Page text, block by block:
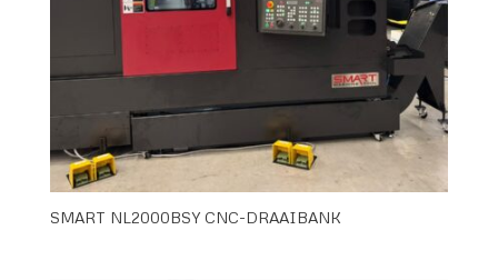
SMART NL2000BSY CNC-DRAAIBANK